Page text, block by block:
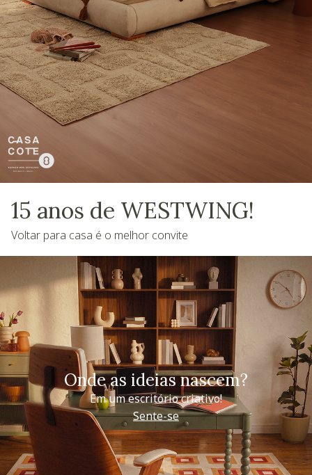
15 anos de WESTWING!
Voltar para casa é o melhor convite
Onde as ideias nascem?
Em um escritório criativo!
Sente-se